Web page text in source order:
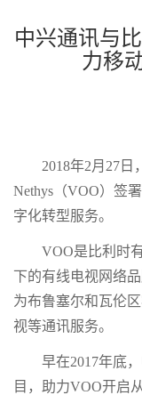
中兴通讯与
力移
2018年2月27
Nethys（VOO）签
字化转型服务。
VOO是比利时
下的有线电视网络
为布鲁塞尔和瓦伦
视等通讯服务。
早在2017年底
目，助力VOO开启